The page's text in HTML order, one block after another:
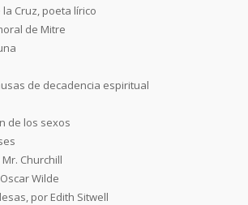
la Cruz, poeta lírico
de Mitre
de decadencia espiritual
de los sexos
Churchill
Wilde
por Edith Sitwell